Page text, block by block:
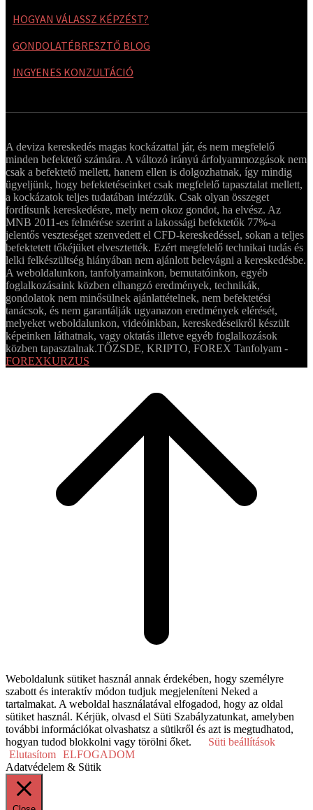
HOGYAN VÁLASSZ KÉPZÉST?
GONDOLATÉBRESZTŐ BLOG
INGYENES KONZULTÁCIÓ
A deviza kereskedés magas kockázattal jár, és nem megfelelő
minden befektető számára. A változó irányú árfolyammozgások nem
csak a befektető mellett, hanem ellen is dolgozhatnak, így mindig
ügyeljünk, hogy befektetéseinket csak megfelelő tapasztalat mellett,
a kockázatok teljes tudatában intézzük. Csak olyan összeget
fordítsunk kereskedésre, mely nem okoz gondot, ha elvész. Az
MNB 2011-es felmérése szerint a lakossági befektetők 77%-a
jelentős veszteséget szenvedett el CFD-kereskedéssel, sokan a teljes
befektetett tőkéjüket elvesztették. Ezért megfelelő technikai tudás és
lelki felkészültség hiányában nem ajánlott belevágni a kereskedésbe.
A weboldalunkon, tanfolyamainkon, bemutatóinkon, egyéb
foglalkozásaink közben elhangzó eredmények, technikák,
gondolatok nem minősülnek ajánlattételnek, nem befektetési
tanácsok, és nem garantálják ugyanazon eredmények elérését,
melyeket weboldalunkon, videóinkban, kereskedéseikről készült
képeinken láthatnak, vagy oktatás illetve egyéb foglalkozások
közben tapasztalnak.TŐZSDE, KRIPTO, FOREX Tanfolyam -
FOREXKURZUS
Weboldalunk sütiket használ annak érdekében, hogy személyre
szabott és interaktív módon tudjuk megjeleníteni Neked a
tartalmakat. A weboldal használatával elfogadod, hogy az oldal
sütiket használ. Kérjük, olvasd el Süti Szabályzatunkat, amelyben
további információkat olvashatsz a sütikről és azt is megtudhatod,
hogyan tudod blokkolni vagy törölni őket.
Süti beállítások
Elutasítom ELFOGADOM
Adatvédelem & Sütik